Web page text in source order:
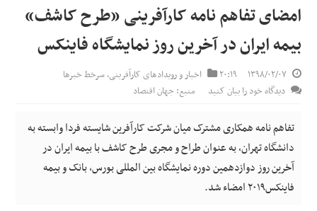
امضای تفاهم نامه کارآفرینی «طرح کاشف»
بیمه ایران در آخرین روز نمایشگاه فاینکس
۱۳۹۸/۰۲/۰۷ ۲۰:۱۹ اخبار و رویدادهای کارآفرینی,سرخط خبرها
دیدگاه خود را بیان کنید
منبع: جهان اقتصاد
تفاهم نامه همکاری مشترک میان شرکت کارآفرین شایسته فردا وابسته به
دانشگاه تهران، به عنوان طراح و مجری طرح کاشف با بیمه ایران در
آخرین روز دوازدهمین دوره نمایشگاه بین المللی بورس، بانک و بیمه
فاینکس۲۰۱۹ امضاء شد.